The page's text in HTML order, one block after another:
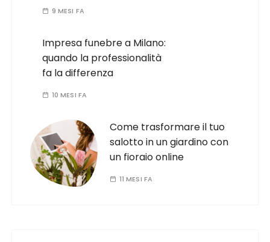
9 MESI FA
Impresa funebre a Milano:
quando la professionalità
fa la differenza
10 MESI FA
Come trasformare il tuo
salotto in un giardino con
un fioraio online
11 MESI FA